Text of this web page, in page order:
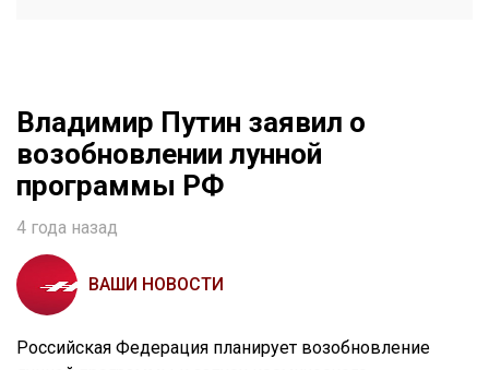
Владимир Путин заявил о
возобновлении лунной
программы РФ
4 года назад
ВАШИ НОВОСТИ
Российская Федерация планирует возобновление